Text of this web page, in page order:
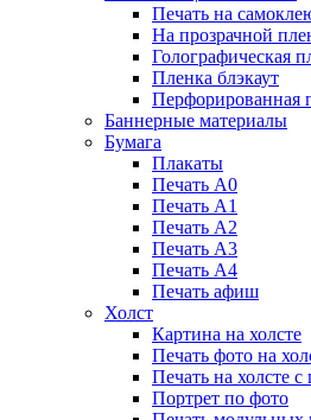
Печать на
На прозрачной
Голографическая
Пленка блэкаут
Перфорированная
Баннерные материалы
Бумага
Плакаты
Печать А0
Печать А1
Печать А2
Печать А3
Печать А4
Печать афиш
Холст
Картина на холсте
Печать фото на
Печать на холсте
Портрет по фото